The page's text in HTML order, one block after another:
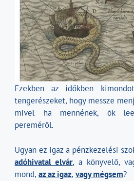
Ezekben az időkben
tengerészeket, hogy messze
mivel ha mennének, ők
pereméről.
Ugyan ez igaz a pénzkezelési
adóhivatal elvár, a könyvelő,
mond, az az igaz, vagy mégsem?